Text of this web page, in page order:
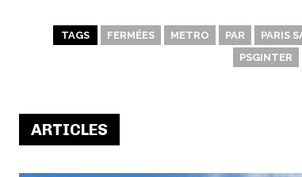
TAGS FERMÉES METRO PAR PARIS
PSGINTER
ARTICLES